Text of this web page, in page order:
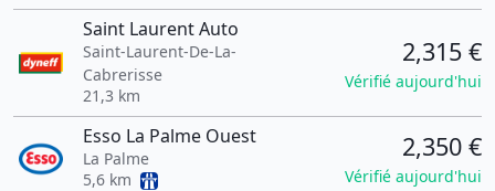
Saint Laurent Auto
Saint-Laurent-De-La-
Cabrerisse
21,3 km
2,315 €
Vérifié aujourd'hui
Esso La Palme Ouest
La Palme
5,6 km
2,350 €
Vérifié aujourd'hui